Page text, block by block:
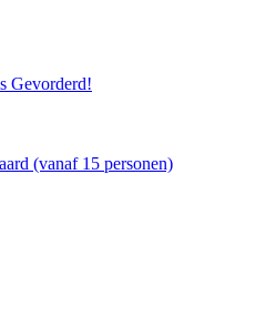
Gevorderd!
(vanaf 15 personen)